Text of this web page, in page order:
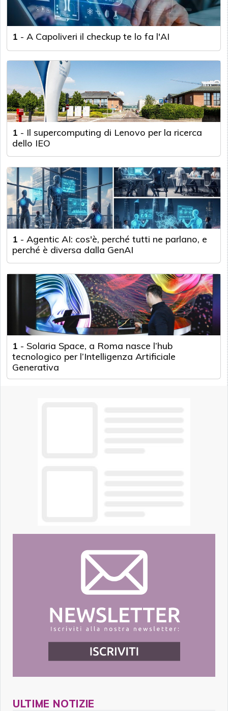
1 - A Capoliveri il checkup te lo fa l'AI
1 - Il supercomputing di Lenovo per la ricerca
dello IEO
1 - Agentic AI: cos'è, perché tutti ne parlano, e
perché è diversa dalla GenAI
1 - Solaria Space, a Roma nasce l’hub
tecnologico per l’Intelligenza Artificiale
Generativa
ULTIME NOTIZIE